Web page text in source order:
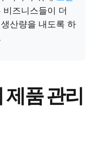
즈니스들이 더
산량을 내도록 하
제품 관리